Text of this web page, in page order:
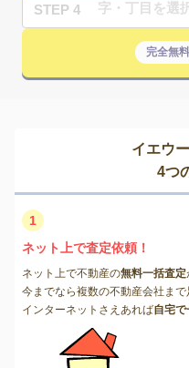
STEP 4
完全無料
イエウ
4つ
1
ネット上で査定依頼！
ネット上で不動産の無料一括査定
今までなら複数の不動産会社ま
インターネットさえあれば自宅